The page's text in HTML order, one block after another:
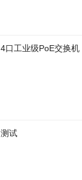
4口工业级PoE交换机
测试